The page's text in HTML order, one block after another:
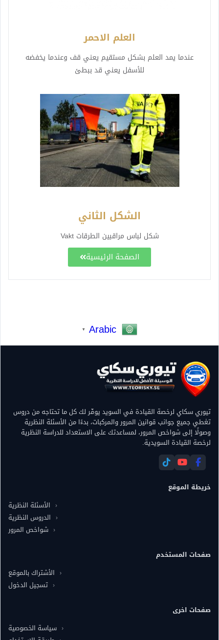
العلم الاحمر
عندما يمد العلم بشكل مستقيم يعني قف وعندما يخفضه
للأسفل يعني قد ببطئ
الشكل الثاني
شكل لباس مراقبين الطرقات Vakt
الصفحة الرئيسية
Arabic
▼
تيوري سكاي لرخصة القيادة في السويد يوفّر لك كل ما تحتاجه من دروس
تغطي جميع جوانب قوانين المرور والمركبات، بدءًا من الأسئلة النظرية
وصولًا إلى شواخص المرور، لمساعدتك على الاستعداد للدراسة النظرية
لرخصة القيادة السويدية.
خريطة الموقع
الأسئلة النظرية
الدروس النظرية
شواخص المرور
صفحات المستخدم
الأشتراك بالموقع
تسجيل الدخول
صفحات اخرى
سياسة الخصوصية